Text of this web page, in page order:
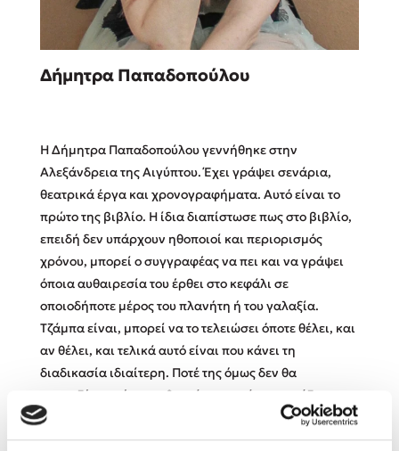
Sebastian Fitzek
Στέφανος Ξενάκης
Το λεξικό της ζωής σου
Κώστας Κρομμύδας
Δήμητρα Παπαδοπούλου
Η Δήμητρα Παπαδοπούλου γεννήθηκε στην
Αλεξάνδρεια της Αιγύπτου. Έχει γράψει σενάρια,
θεατρικά έργα και χρονογραφήματα. Αυτό είναι το
πρώτο της βιβλίο. Η ίδια διαπίστωσε πως στο βιβλίο,
επειδή δεν υπάρχουν ηθοποιοί και περιορισμός
χρόνου, μπορεί ο συγγραφέας να πει και να γράψει
όποια αυθαιρεσία του έρθει στο κεφάλι σε
οποιοδήποτε μέρος του πλανήτη ή του γαλαξία.
Τζάμπα είναι, μπορεί να το τελειώσει όποτε θέλει, και
αν θέλει, και τελικά αυτό είναι που κάνει τη
διαδικασία ιδιαίτερη. Ποτέ της όμως δεν θα
φανταζόταν πόση πειθαρχία μπορεί να χρειάζεται η
απόλυτη ελευθερία.